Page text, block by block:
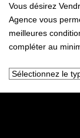
Vous désirez
Agence vous
meilleures
compléter au